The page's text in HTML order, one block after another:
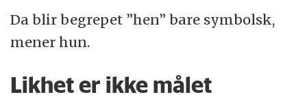
Da blir begrepet ”hen” bare symbolsk,
mener hun.
Likhet er ikke målet